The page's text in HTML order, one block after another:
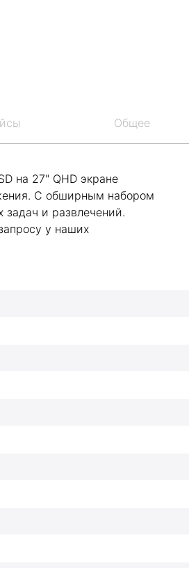
Общее
на 27" QHD экране
С обширным набором
и развлечений.
у наших